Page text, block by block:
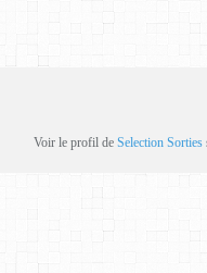
Voir le profil de Selection Sorties